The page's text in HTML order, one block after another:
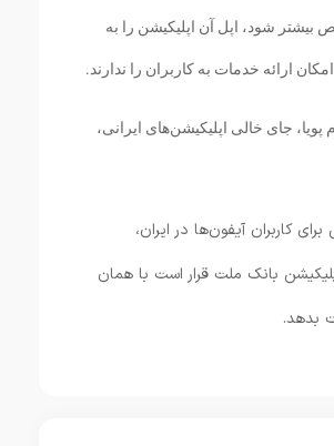
بیشتر شود، اپل آن اپلیکیشن را به
ارائه خدمات به کاربران را ندارند.
جای خالی اپلیکیشن‌های ایرانی،
کاربران آیفون‌ها در ایران،
بانک ملت قرار است با همان
بدهد.